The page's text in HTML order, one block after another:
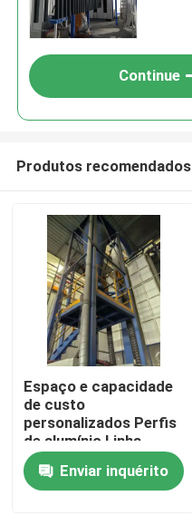
Casa
Produtos
Continue
Produtos recomendados
Espaço e capacidade
de custo
personalizados Perfis
de alumínio Linha
vertical de
revestimento em pó
de alto desempenho
Enviar inquérito